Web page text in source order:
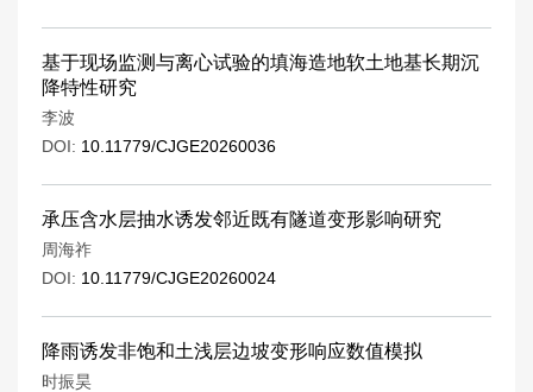
基于现场监测与离心试验的填海造地软土地基长期沉
降特性研究
李波
DOI: 10.11779/CJGE20260036
承压含水层抽水诱发邻近既有隧道变形影响研究
周海祚
DOI: 10.11779/CJGE20260024
降雨诱发非饱和土浅层边坡变形响应数值模拟
时振昊